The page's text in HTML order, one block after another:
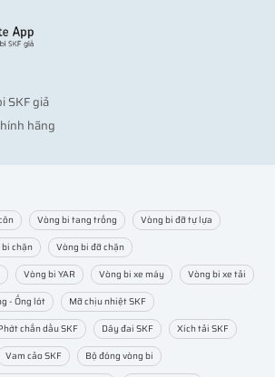
SKF giả
hãng
Vòng bi tang trống
Vòng bi đỡ tự lựa
chặn
Vòng bi đỡ chặn
Vòng bi YAR Vòng bi xe máy
Vòng bi xe tải
- Ống lót
Mỡ chịu nhiệt SKF
chắn dầu SKF Dây đai SKF
Xích tải SKF
Vam cảo SKF
Bộ đóng vòng bi